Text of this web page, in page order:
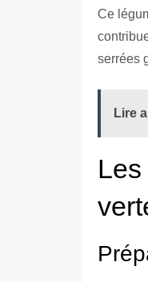
Ce
serrées
Lire